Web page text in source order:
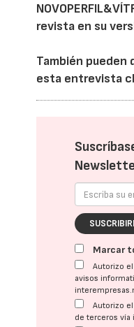
revista en su
También pueden
esta entrevista
Marcar
Autorizo
avisos
Autorizo
de terceros